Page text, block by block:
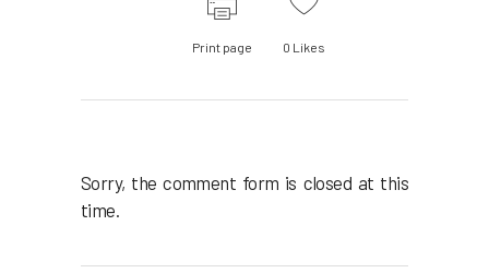
Print page 0 Likes
Sorry, the comment form is closed at this
time.